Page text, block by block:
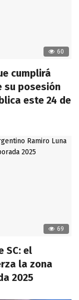
60
cumplirá
su posesión
este 24 de
69
SC: el
la zona
2025